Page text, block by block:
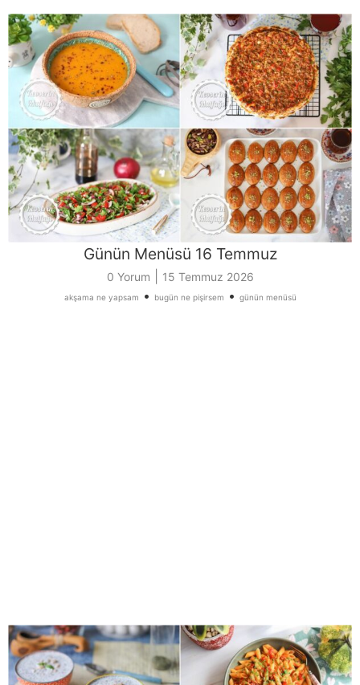
Günün Menüsü 16 Temmuz
0 Yorum 15 Temmuz 2026
akşama ne yapsam • bugün ne pişirsem • günün menüsü